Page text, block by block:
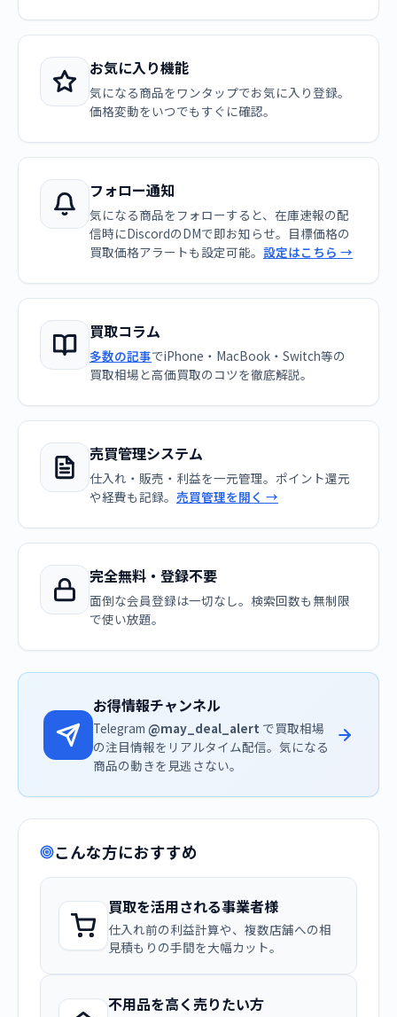
お気に入り機能
気になる商品をワンタップでお気に入り登録。
価格変動をいつでもすぐに確認。
フォロー通知
気になる商品をフォローすると、在庫速報の配
信時にDiscordのDMで即お知らせ。目標価格の
買取価格アラートも設定可能。 設定はこちら →
買取コラム
多数の記事でiPhone・MacBook・Switch等の
買取相場と高価買取のコツを徹底解説。
売買管理システム
仕入れ・販売・利益を一元管理。ポイント還元
や経費も記録。 売買管理を開く →
完全無料・登録不要
面倒な会員登録は一切なし。検索回数も無制限
で使い放題。
お得情報チャンネル
Telegram @may_deal_alert で買取相場
の注目情報をリアルタイム配信。気になる
商品の動きを見逃さない。
こんな方におすすめ
買取を活用される事業者様
仕入れ前の利益計算や、複数店舗への相
見積もりの手間を大幅カット。
不用品を高く売りたい方